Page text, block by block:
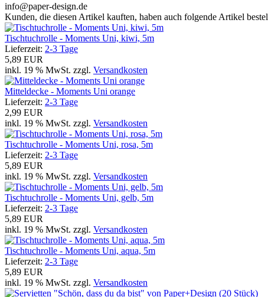
info@paper-design.de
Kunden, die diesen Artikel kauften, haben auch folgende Artikel
Tischtuchrolle - Moments Uni, kiwi, 5m
Lieferzeit: 2-3 Tage
5,89 EUR
inkl. 19 % MwSt. zzgl. Versandkosten
Mitteldecke - Moments Uni orange
Lieferzeit: 2-3 Tage
2,99 EUR
inkl. 19 % MwSt. zzgl. Versandkosten
Tischtuchrolle - Moments Uni, rosa, 5m
Lieferzeit: 2-3 Tage
5,89 EUR
inkl. 19 % MwSt. zzgl. Versandkosten
Tischtuchrolle - Moments Uni, gelb, 5m
Lieferzeit: 2-3 Tage
5,89 EUR
inkl. 19 % MwSt. zzgl. Versandkosten
Tischtuchrolle - Moments Uni, aqua, 5m
Lieferzeit: 2-3 Tage
5,89 EUR
inkl. 19 % MwSt. zzgl. Versandkosten